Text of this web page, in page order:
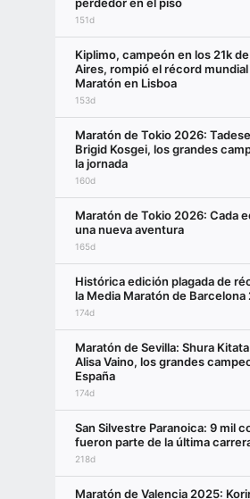
151d
Kiplimo, campeón en los 21k
Aires, rompió el récord
Maratón en Lisboa
153d
Maratón de Tokio 2026:
Brigid Kosgei, los grandes
la jornada
160d
Maratón de Tokio 2026: Cada
una nueva aventura
165d
Histórica edición plagada de
la Media Maratón de Barcelona
174d
Maratón de Sevilla: Shura
Alisa Vaino, los grandes
España
174d
San Silvestre Paranoica: 9 mil
fueron parte de la última
218d
Maratón de Valencia 2025: